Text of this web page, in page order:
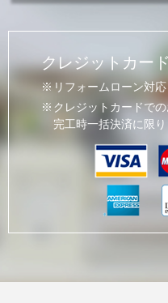
クレジットカー
リフォームローン対応
クレジットカードで
完工時一括決済に限り